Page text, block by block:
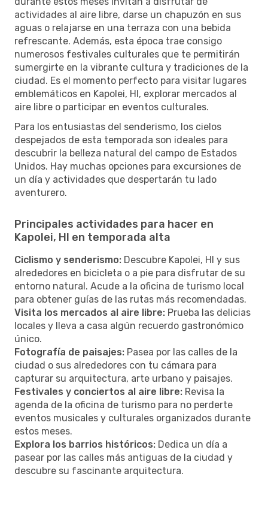
actividades al aire libre, darse un chapuzón en sus
aguas o relajarse en una terraza con una bebida
refrescante. Además, esta época trae consigo
numerosos festivales culturales que te permitirán
sumergirte en la vibrante cultura y tradiciones de la
ciudad. Es el momento perfecto para visitar lugares
emblemáticos en Kapolei, HI, explorar mercados al
aire libre o participar en eventos culturales.
Para los entusiastas del senderismo, los cielos
despejados de esta temporada son ideales para
descubrir la belleza natural del campo de Estados
Unidos. Hay muchas opciones para excursiones de
un día y actividades que despertarán tu lado
aventurero.
Principales actividades para hacer en
Kapolei, HI en temporada alta
Ciclismo y senderismo: Descubre Kapolei, HI y sus
alrededores en bicicleta o a pie para disfrutar de su
entorno natural. Acude a la oficina de turismo local
para obtener guías de las rutas más recomendadas.
Visita los mercados al aire libre: Prueba las delicias
locales y lleva a casa algún recuerdo gastronómico
único.
Fotografía de paisajes: Pasea por las calles de la
ciudad o sus alrededores con tu cámara para
capturar su arquitectura, arte urbano y paisajes.
Festivales y conciertos al aire libre: Revisa la
agenda de la oficina de turismo para no perderte
eventos musicales y culturales organizados durante
estos meses.
Explora los barrios históricos: Dedica un día a
pasear por las calles más antiguas de la ciudad y
descubre su fascinante arquitectura.